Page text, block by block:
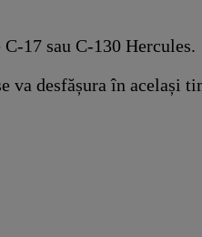
17 sau C-130 Hercules.
va desfășura în același